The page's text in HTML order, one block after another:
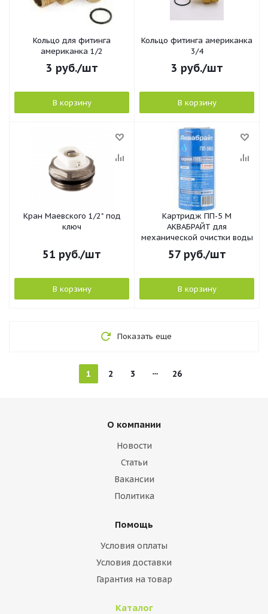
Кольцо для фитинга
американка 1/2
3 руб./шт
В корзину
Кольцо фитинга американка
3/4
3 руб./шт
В корзину
Кран Маевского 1/2" под
ключ
51 руб./шт
В корзину
Картридж ПП-5 М
АКВАБРАЙТ для
механической очистки воды
57руб./шт
В корзину
Показать еще
1 2 3 26
О компании
Новости
Статьи
Вакансии
Политика
Помощь
Условия оплаты
Условия доставки
Гарантия на товар
Каталог